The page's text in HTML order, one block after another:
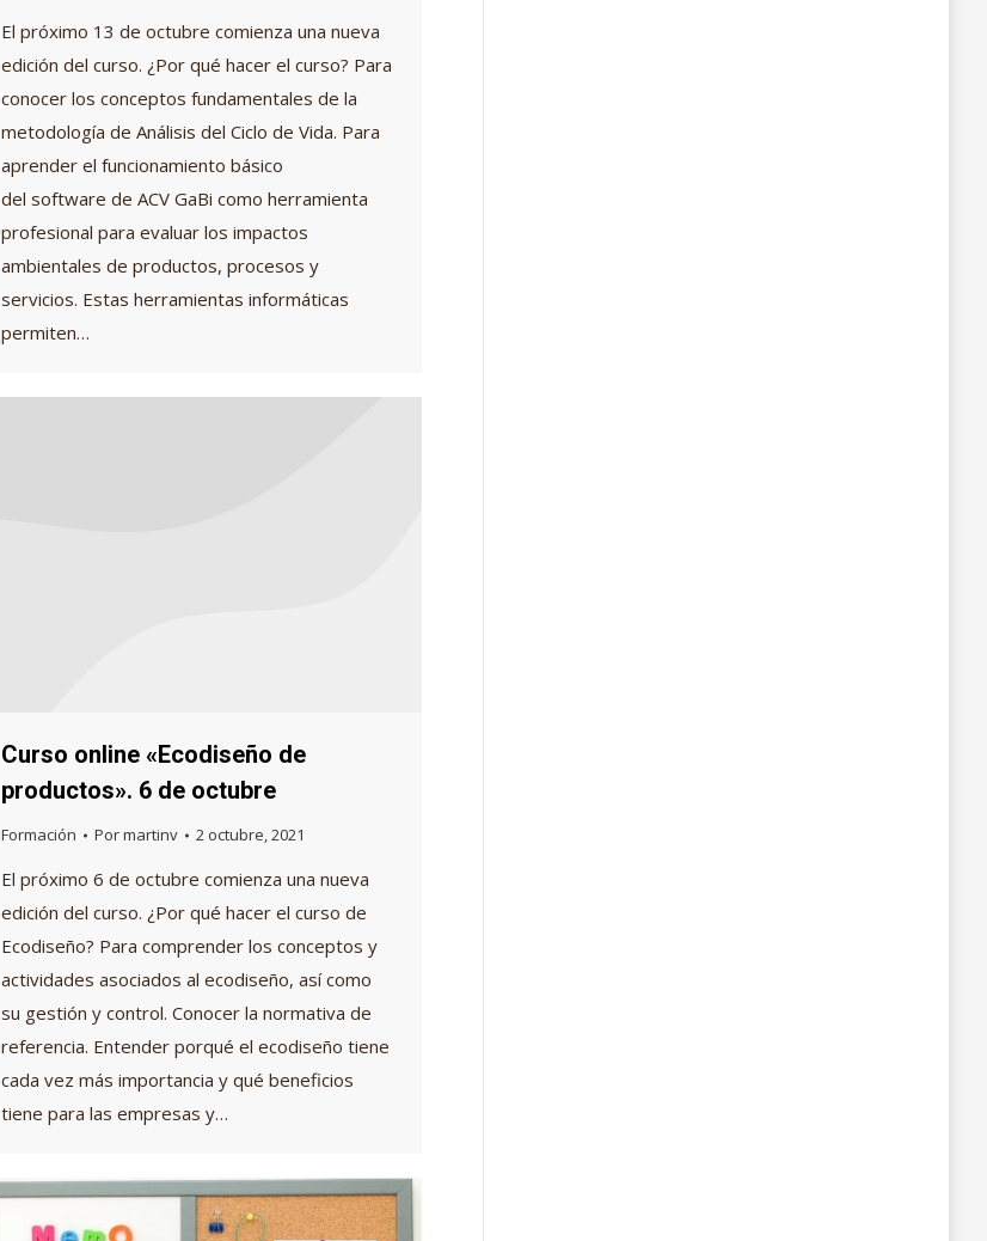
El próximo 13 de octubre comienza una nueva
edición del curso. ¿Por qué hacer el curso? Para
conocer los conceptos fundamentales de la
metodología de Análisis del Ciclo de Vida. Para
aprender el funcionamiento básico
del software de ACV GaBi como herramienta
profesional para evaluar los impactos
ambientales de productos, procesos y
servicios. Estas herramientas informáticas
permiten…
Curso online «Ecodiseño de
productos». 6 de octubre
Formación Pormartinv 2 octubre, 2021
El próximo 6 de octubre comienza una nueva
edición del curso. ¿Por qué hacer el curso de
Ecodiseño? Para comprender los conceptos y
actividades asociados al ecodiseño, así como
su gestión y control. Conocer la normativa de
referencia. Entender porqué el ecodiseño tiene
cada vez más importancia y qué beneficios
tiene para las empresas y…